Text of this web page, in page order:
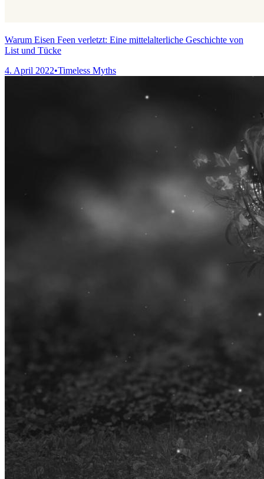
Warum Eisen Feen verletzt: Eine mittelalterliche Geschichte von
List und Tücke
4. April 2022•Timeless Myths